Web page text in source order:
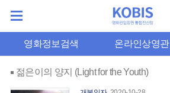
영화정보검색 온라인상영관
젊은이의 양지 (Light for the Youth)